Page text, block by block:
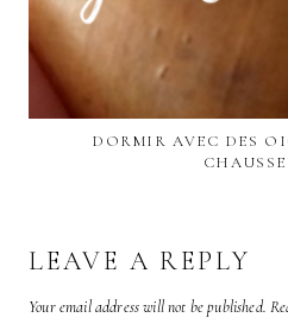
DORMIR AVEC DES
LEAVE A REPLY
Your email address will not be published.